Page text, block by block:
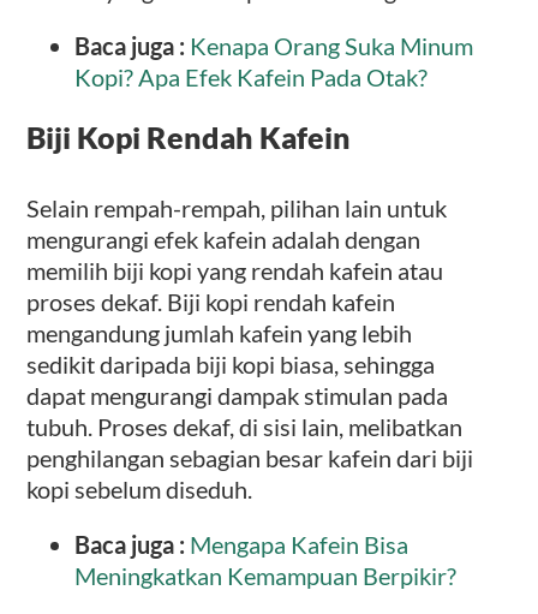
Baca juga : Kenapa Orang Suka Minum
Kopi? Apa Efek Kafein Pada Otak?
Biji Kopi Rendah Kafein
Selain rempah-rempah, pilihan lain untuk
mengurangi efek kafein adalah dengan
memilih biji kopi yang rendah kafein atau
proses dekaf. Biji kopi rendah kafein
mengandung jumlah kafein yang lebih
sedikit daripada biji kopi biasa, sehingga
dapat mengurangi dampak stimulan pada
tubuh. Proses dekaf, di sisi lain, melibatkan
penghilangan sebagian besar kafein dari biji
kopi sebelum diseduh.
Baca juga : Mengapa Kafein Bisa
Meningkatkan Kemampuan Berpikir?